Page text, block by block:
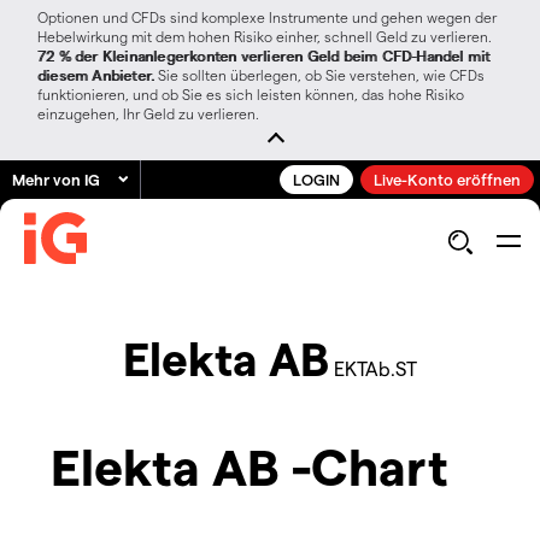
Optionen und CFDs sind komplexe Instrumente und gehen wegen der
Hebelwirkung mit dem hohen Risiko einher, schnell Geld zu verlieren.
72 % der Kleinanlegerkonten verlieren Geld beim CFD-Handel mit
diesem Anbieter. Sie sollten überlegen, ob Sie verstehen, wie CFDs
funktionieren, und ob Sie es sich leisten können, das hohe Risiko
einzugehen, Ihr Geld zu verlieren.
Mehr von IG LOGIN Live-Konto eröffnen
Elekta AB EKTAb.ST
Elekta AB -Chart